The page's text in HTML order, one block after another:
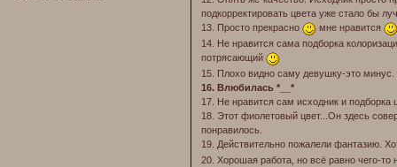
подкорректировать цвета уже стало бы
13. Просто прекрасно
мне нравится
14. Не нравится сама подборка
потрясающий
15. Плохо видно саму девушку-это
16. Влюбилась *__*
17. Не нравится сам исходник и
18. Этот фиолетовый цвет...Он здесь
понравилось.
19. Действительно пожалели фантазию.
20. Хорошая работа, но всё равно чего-то